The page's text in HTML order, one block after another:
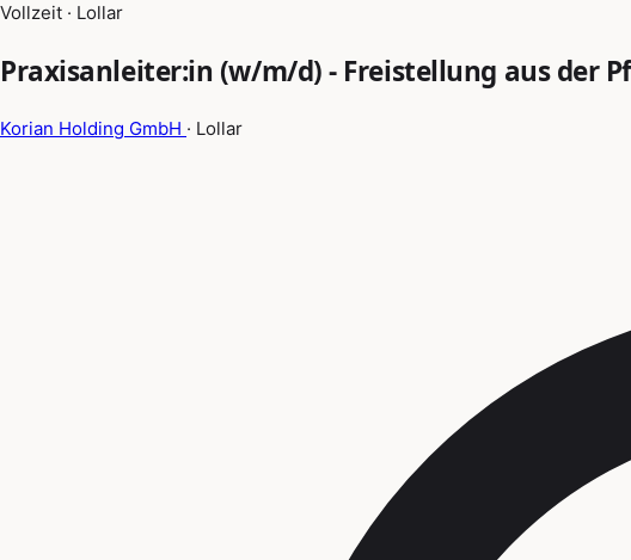
Vollzeit · Lollar
Praxisanleiter:in (w/m/d) - Freistellung aus der
Korian Holding GmbH · Lollar